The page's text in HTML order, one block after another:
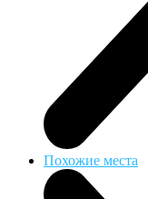
Похожие места